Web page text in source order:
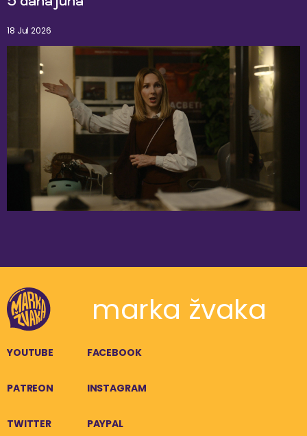
18 Jul 2026
marka žvaka
YOUTUBE FACEBOOK
PATREON INSTAGRAM
TWITTER PAYPAL